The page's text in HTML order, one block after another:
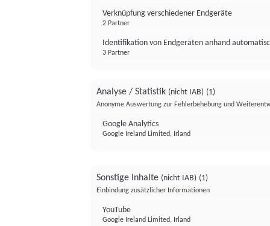
Verknüpfung verschiedener Endgeräte
2 Partner
Identifikation von Endgeräten anhand
3 Partner
Analyse / Statistik (nicht IAB) (1)
Anonyme Auswertung zur Fehlerbehebung und
Google Analytics
Google Ireland Limited, Irland
Sonstige Inhalte (nicht IAB) (1)
Einbindung zusätzlicher Informationen
YouTube
Google Ireland Limited, Irland